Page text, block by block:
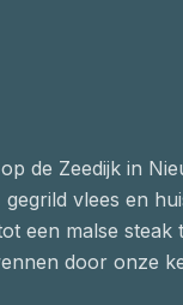
de Zeedijk in
vlees en
een malse steak
door onze